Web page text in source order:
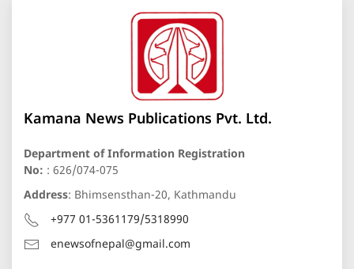
Kamana News Publications Pvt. Ltd.
Department of Information Registration
No: : 626/074-075
Address: Bhimsensthan-20, Kathmandu
+977 01-5361179/5318990
enewsofnepal@gmail.com